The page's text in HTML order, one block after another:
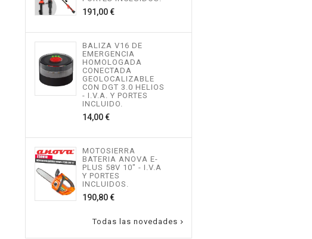
191,00 €Precio
BALIZA V16 DE
EMERGENCIA
HOMOLOGADA
CONECTADA
GEOLOCALIZABLE
CON DGT 3.0 HELIOS
- I.V.A. Y PORTES
INCLUIDO.
14,00 €Precio
MOTOSIERRA
BATERIA ANOVA E-
PLUS 58V 10" - I.V.A
Y PORTES
INCLUIDOS.
190,80 €Precio
Todas las novedades 